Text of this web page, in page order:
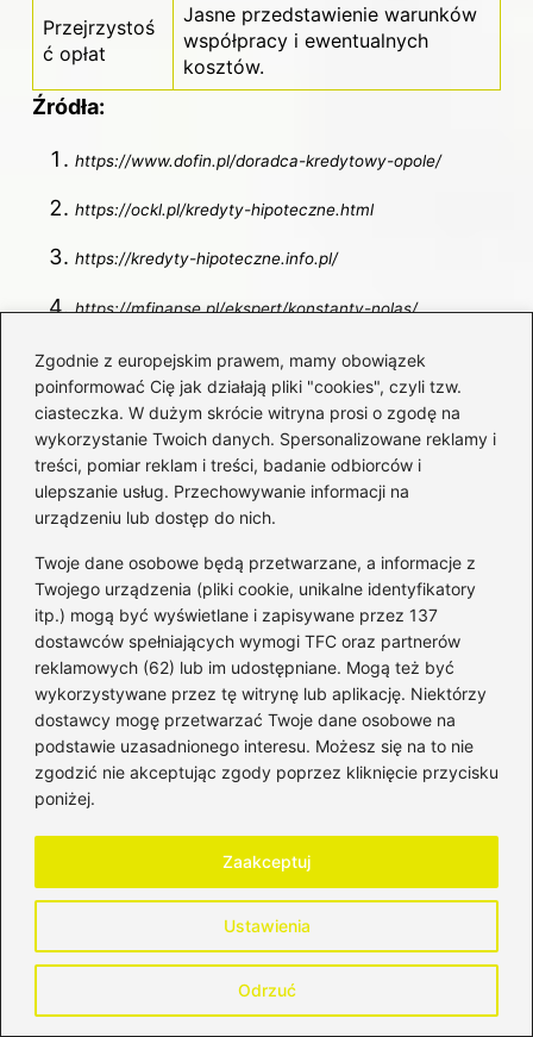
Zgodnie z europejskim prawem, mamy obowiązek
poinformować Cię jak działają pliki "cookies", czyli tzw.
ciasteczka. W dużym skrócie witryna prosi o zgodę na
wykorzystanie Twoich danych. Spersonalizowane reklamy i
treści, pomiar reklam i treści, badanie odbiorców i
ulepszanie usług. Przechowywanie informacji na
urządzeniu lub dostęp do nich.
Twoje dane osobowe będą przetwarzane, a informacje z
Twojego urządzenia (pliki cookie, unikalne identyfikatory
itp.) mogą być wyświetlane i zapisywane przez 137
dostawców spełniających wymogi TFC oraz partnerów
reklamowych (62) lub im udostępniane. Mogą też być
wykorzystywane przez tę witrynę lub aplikację. Niektórzy
dostawcy mogę przetwarzać Twoje dane osobowe na
podstawie uzasadnionego interesu. Możesz się na to nie
zgodzić nie akceptując zgody poprzez kliknięcie przycisku
poniżej.
Ustawienia
Odrzuć
Zaakceptuj
Przejrzystoś
ć opłat
Jasne przedstawienie warunków
współpracy i ewentualnych
kosztów.
Źródła:
https://www.dofin.pl/doradca-kredytowy-opole/
https://ockl.pl/kredyty-hipoteczne.html
https://kredyty-hipoteczne.info.pl/
https://mfinanse.pl/ekspert/konstanty-nolas/
https://ockl.pl/
https://rankomat.pl/finanse/poradniki/doradca-
kredytowy-co-zyskujemy-a-co-tracimy-wnioskujac-o-
kredyt-hipoteczny-u-posrednika/
Powiązane wpisy:
Bezproblemowe zamknięcie konta w
Pekao przez aplikację – sprawdź, jak to
zrobić krok po kroku!
Czy chwilówki mają wpływ na decyzje
Getin Banku w zakresie kredytów?
Pożyczki do domu: Jak uzyskać szybką
gotówkę bez wychodzenia z
mieszkania?
Najlepsze oferty lokat 3-miesięcznych –
sprawdź, jakie jest oprocentowanie!
Jak zakup sprzętu na raty może wpłynąć
na Twój kredyt hipoteczny i finanse?